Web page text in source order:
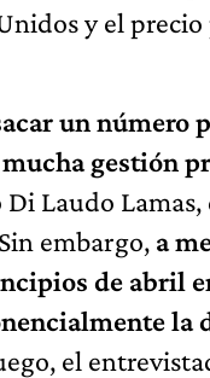
y el
un número
gestión
Di Laudo
embargo, a
de abril
la
el